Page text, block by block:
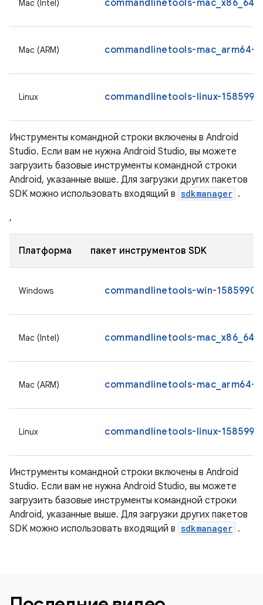
Mac (Intel) commandlinetools-
Mac (ARM) commandlinetools-mac_arm64-
Linux commandlinetools-linux-
Инструменты командной строки включены в Android
Studio. Если вам не нужна Android Studio, вы можете
загрузить базовые инструменты командной строки
Android, указанные выше. Для загрузки других пакетов
SDK можно использовать входящий в sdkmanager .
,
Платформа пакет инструментов SDK
Windows commandlinetools-win-
Mac (Intel) commandlinetools-
Mac (ARM) commandlinetools-mac_arm64-
Linux commandlinetools-linux-
Инструменты командной строки включены в Android
Studio. Если вам не нужна Android Studio, вы можете
загрузить базовые инструменты командной строки
Android, указанные выше. Для загрузки других пакетов
SDK можно использовать входящий в sdkmanager .